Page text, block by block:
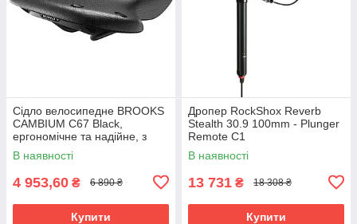
Сідло велосипедне BROOKS
CAMBIUM C67 Black,
ергономічне та надійне, з
посиленими пружинами.
В наявності
4 953,60 ₴ 6 890 ₴
Купити
Дропер RockShox Reverb
Stealth 30.9 100mm - Plunger
Remote C1
В наявності
13 731 ₴ 18 308 ₴
Купити